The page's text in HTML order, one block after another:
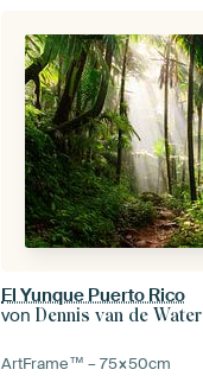
El Yunque Puerto Rico
vonDennis van de Water
ArtFrame™ –75×50cm